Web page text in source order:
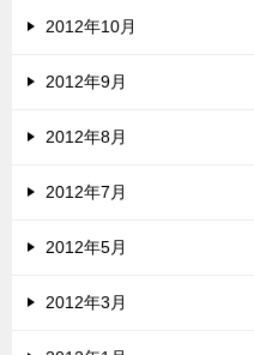
2012年10月
2012年9月
2012年8月
2012年7月
2012年5月
2012年3月